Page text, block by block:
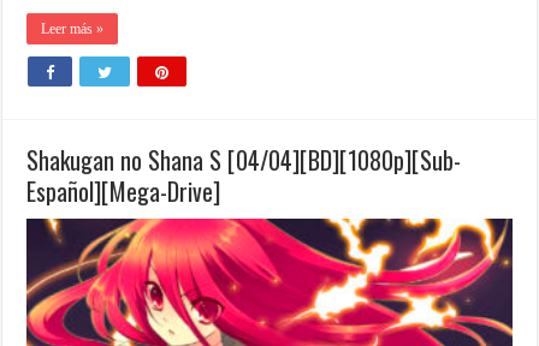
Leer más »
Shakugan no Shana S [04/04][BD][1080p][Sub-
Español][Mega-Drive]